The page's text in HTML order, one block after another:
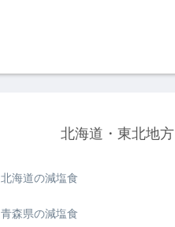
北海道・東北地方
北海道の減塩食
青森県の減塩食